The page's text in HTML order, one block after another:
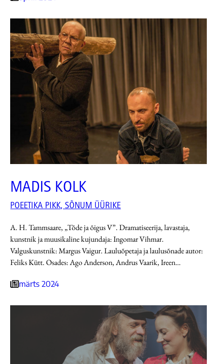
MADIS KOLK
POEETIKA PIKK, SÕNUM ÜÜRIKE
A. H. Tammsaare, „Tõde ja õigus V”. Dramatiseerija, lavastaja,
kunstnik ja muusikaline kujundaja: Ingomar Vihmar.
Valguskunstnik: Margus Vaigur. Lauluõpetaja ja laulusõnade autor:
Feliks Kütt. Osades: Ago Anderson, Andrus Vaarik, Ireen…
märts 2024